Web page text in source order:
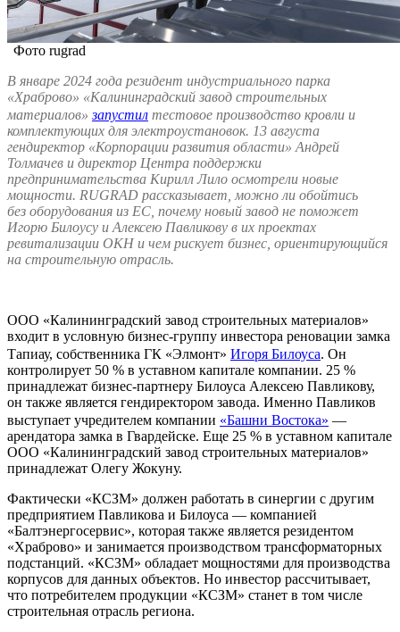
Фото rugrad
В январе 2024 года резидент индустриального парка
«Храброво» «Калининградский завод строительных
материалов»запустил тестовое производство кровли и
комплектующих для электроустановок. 13 августа
гендиректор «Корпорации развития области» Андрей
Толмачев и директор Центра поддержки
предпринимательства Кирилл Лило осмотрели новые
мощности. RUGRAD рассказывает, можно ли обойтись
без оборудования из ЕС, почему новый завод не поможет
Игорю Билоусу и Алексею Павликову в их проектах
ревитализации ОКН и чем рискует бизнес, ориентирующийся
на строительную отрасль.
ООО «Калининградский завод строительных материалов»
входит в условную бизнес-группу инвестора реновации замка
Тапиау, собственника ГК «Элмонт» Игоря Билоуса. Он
контролирует 50 % в уставном капитале компании. 25 %
принадлежат бизнес-партнеру Билоуса Алексею Павликову,
он также является гендиректором завода. Именно Павликов
выступает учредителем компании «Башни Востока» —
арендатора замка в Гвардейске. Еще 25 % в уставном капитале
ООО «Калининградский завод строительных материалов»
принадлежат Олегу Жокуну.
Фактически «КСЗМ» должен работать в синергии с другим
предприятием Павликова и Билоуса — компанией
«Балтэнергосервис», которая также является резидентом
«Храброво» и занимается производством трансформаторных
подстанций. «КСЗМ» обладает мощностями для производства
корпусов для данных объектов. Но инвестор рассчитывает,
что потребителем продукции «КСЗМ» станет в том числе
строительная отрасль региона.